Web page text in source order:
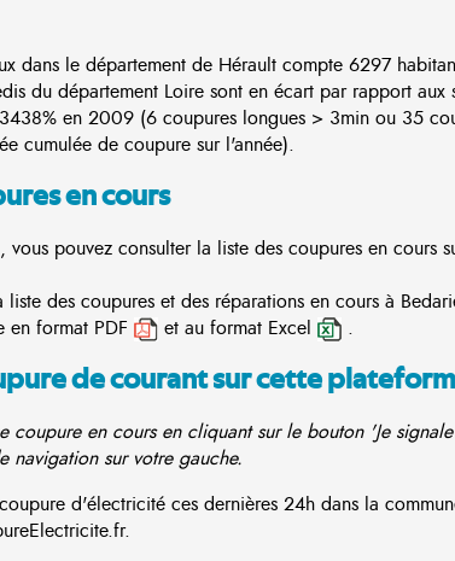
dans le département de Hérault compte 6297
du département Loire sont en écart par rapport aux
en 2009 (6 coupures longues > 3min ou 35
cumulée de coupure sur l'année).
en cours
vous pouvez consulter la liste des coupures en cours
des coupures et des réparations en cours à
format PDF
et au format Excel .
de courant sur cette
coupure en cours en cliquant sur le bouton 'Je
navigation sur votre gauche.
d'électricité ces dernières 24h dans la